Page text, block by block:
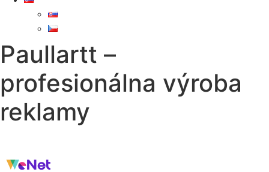
Paullartt –
profesionálna výroba
reklamy